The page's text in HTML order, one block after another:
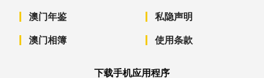
澳门年鉴
澳门相簿
私隐声明
使用条款
下载手机应用程序